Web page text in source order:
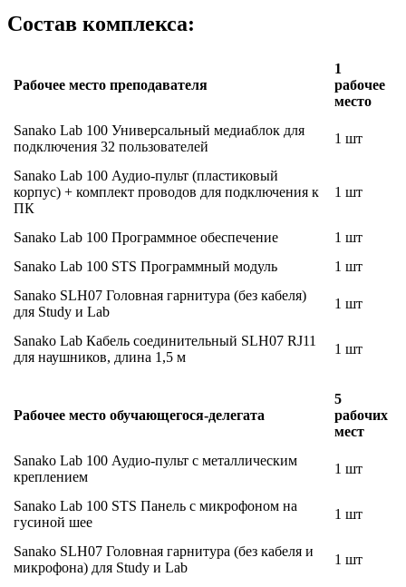
Состав комплекса:
Рабочее место преподавателя
1
рабочее
место
Sanako Lab 100 Универсальный медиаблок для
подключения 32 пользователей
1 шт
Sanako Lab 100 Аудио-пульт (пластиковый
корпус) + комплект проводов для подключения к
ПК
1 шт
Sanako Lab 100 Программное обеспечение
1 шт
Sanako Lab 100 STS Программный модуль
1 шт
Sanako SLH07 Головная гарнитура (без кабеля)
для Study и Lab
1 шт
Sanako Lab Кабель соединительный SLH07 RJ11
для наушников, длина 1,5 м
1 шт
Рабочее место обучающегося-делегата
5
рабочих
мест
Sanako Lab 100 Аудио-пульт с металлическим
креплением
1 шт
Sanako Lab 100 STS Панель с микрофоном на
гусиной шее
1 шт
Sanako SLH07 Головная гарнитура (без кабеля и
микрофона) для Study и Lab
1 шт